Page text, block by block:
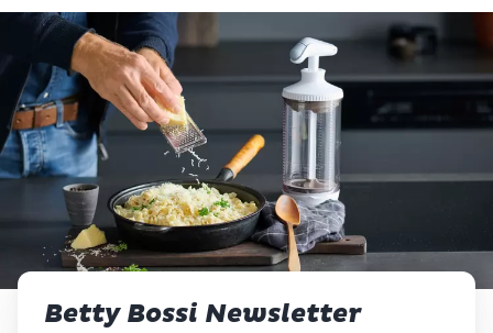
Betty Bossi Newsletter